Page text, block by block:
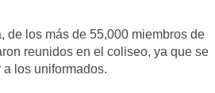
de los más de 55,000 miembros de
reunidos en el coliseo, ya que se
los uniformados.